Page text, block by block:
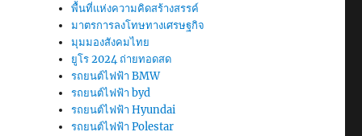
พื้นที่แห่งความคิดสร้างสรรค์
มาตรการลงโทษทางเศรษฐกิจ
มุมมองสังคมไทย
ยูโร 2024 ถ่ายทอดสด
รถยนต์ไฟฟ้า BMW
รถยนต์ไฟฟ้า byd
รถยนต์ไฟฟ้า Hyundai
รถยนต์ไฟฟ้า Polestar